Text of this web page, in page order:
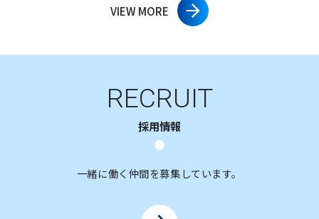
VIEW MORE
RECRUIT
採用情報
一緒に働く仲間を募集しています。